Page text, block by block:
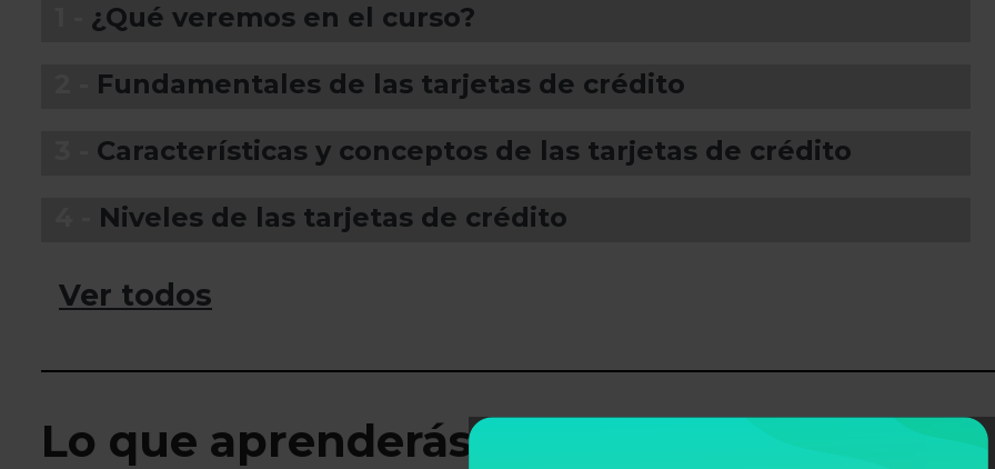
¿Qué veremos en el curso?
Fundamentales de las tarjetas de crédito
Características y conceptos de las tarjetas de crédito
Niveles de las tarjetas de crédito
Ver todos
Lo que aprenderás